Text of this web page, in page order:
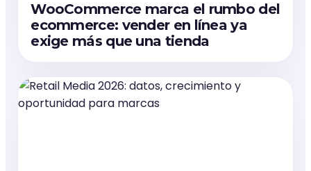
WooCommerce marca el rumbo del
ecommerce: vender en línea ya
exige más que una tienda